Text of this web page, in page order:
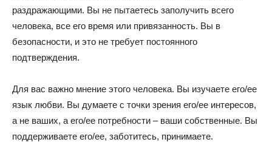
раздражающими. Вы не пытаетесь заполучить всего
человека, все его время или привязанность. Вы в
безопасности, и это не требует постоянного
подтверждения.
Для вас важно мнение этого человека. Вы изучаете его/ее
язык любви. Вы думаете с точки зрения его/ее интересов,
а не ваших, а его/ее потребности – ваши собственные. Вы
поддерживаете его/ее, заботитесь, принимаете.